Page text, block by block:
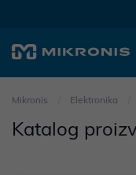
Mikronis Elektronika
Katalog